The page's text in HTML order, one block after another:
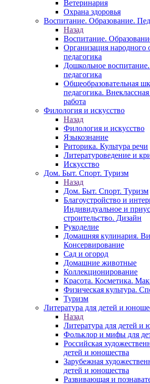
Ветеринария
Охрана здоровья
Воспитание. Образование.
Назад
Воспитание.
Организация народного
педагогика
Дошкольное
педагогика
Общеобразовательная
педагогика.
работа
Филология и искусство
Назад
Филология и искусство
Языкознание
Риторика. Культура речи
Литературоведение и
Искусство
Дом. Быт. Спорт. Туризм
Назад
Дом. Быт. Спорт. Туризм
Благоустройство и
Индивидуальное и
строительство. Дизайн
Рукоделие
Домашняя кулинария.
Консервирование
Сад и огород
Домашние животные
Коллекционирование
Красота. Косметика.
Физическая культура.
Туризм
Литература для детей и
Назад
Литература для детей и
Фольклор и мифы для
Российская
детей и юношества
Зарубежная
детей и юношества
Развивающая и